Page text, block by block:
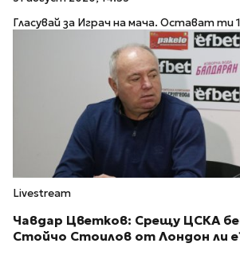
Гласувай за Играч на мача. Остават ти
Livestream
Чавдар Цветков: Срещу ЦСКА
Стойчо Стоилов от Лондон ли